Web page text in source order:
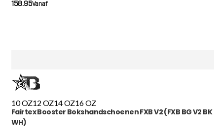
Vanaf
158.95
10 OZ12 OZ14 OZ16 OZ
Fairtex Booster Bokshandschoenen FXB V2 (FXB BG V2 BK
WH)